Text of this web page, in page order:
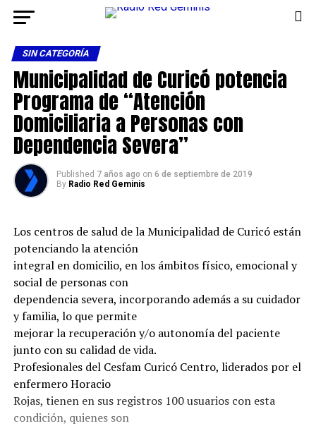
SIN CATEGORÍA
Municipalidad de Curicó potencia
Programa de “Atención
Domiciliaria a Personas con
Dependencia Severa”
Published 7 años ago on 6 de septiembre de 2019
By Radio Red Geminis
Los centros de salud de la Municipalidad de Curicó están
potenciando la atención
integral en domicilio, en los ámbitos físico, emocional y
social de personas con
dependencia severa, incorporando además a su cuidador
y familia, lo que permite
mejorar la recuperación y/o autonomía del paciente
junto con su calidad de vida.
Profesionales del Cesfam Curicó Centro, liderados por el
enfermero Horacio
Rojas, tienen en sus registros 100 usuarios con esta
condición, quienes son